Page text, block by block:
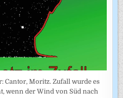
Cantor, Moritz. Zufall wurde es
wenn der Wind von Süd nach